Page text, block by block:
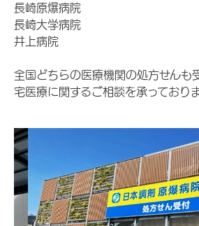
長崎原爆病院
長崎大学病院
井上病院
全国どちらの医療機関の処方せんも
宅医療に関するご相談を承っておりま